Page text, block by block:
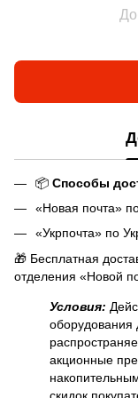
📦 Способы
«Новая почта»
«Укрпочта» по
🎁 Бесплатная
отделения «Новой
Условия:
оборудования
акционные
скидок